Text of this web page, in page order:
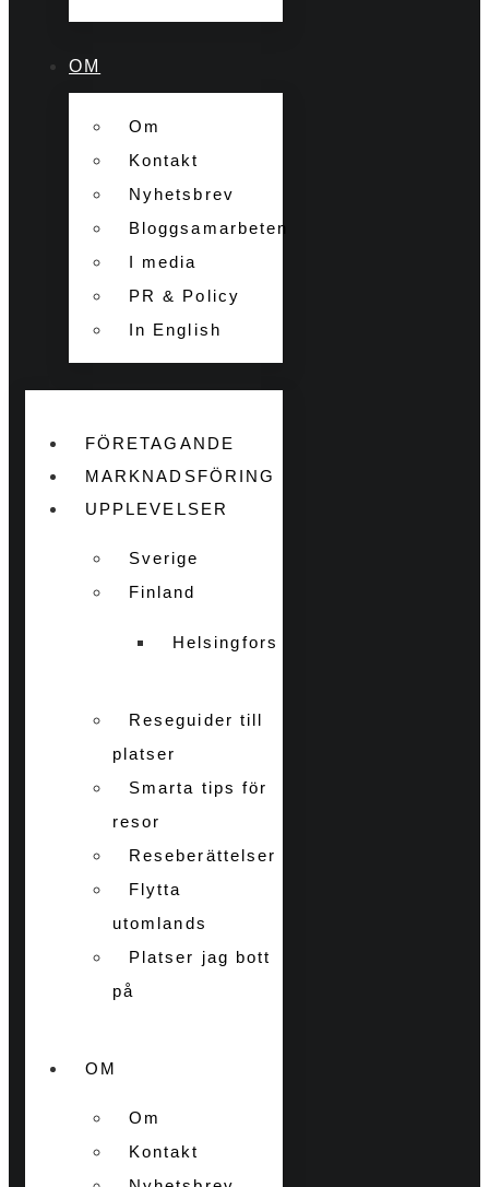
OM
Om
Kontakt
Nyhetsbrev
Bloggsamarbeten
I media
PR & Policy
In English
FÖRETAGANDE
MARKNADSFÖRING
UPPLEVELSER
Sverige
Finland
Helsingfors
Reseguider till
platser
Smarta tips för
resor
Reseberättelser
Flytta
utomlands
Platser jag bott
på
OM
Om
Kontakt